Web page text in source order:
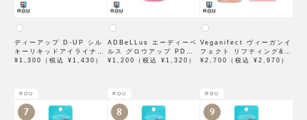
ディーアップ D-UP シル
キーリキッドアイライナー
WP ブラウンブラック
¥1,300（税込 ¥1,430）
ADBeLLus エーディーベ
ルス グロウアップ PDRN
ローション 500mL
¥1,200（税込 ¥1,320）
Veganifect ヴィーガンイ
フェクト リフティング&バ
ランシング フィグチェス
¥2,700（税込 ¥2,970）
ROU
7
ROU
8
ROU
9